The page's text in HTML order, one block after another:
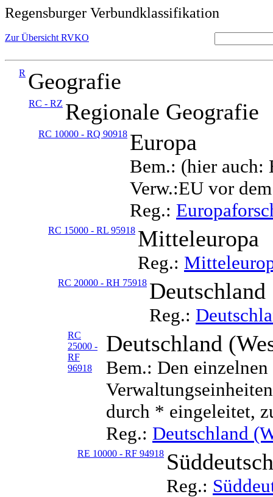
Regensburger Verbundklassifikation
Zur Übersicht RVKO
R Geografie
RC - RZ Regionale Geografie
RC 10000 - RQ 90918 Europa
Bem.: (hier auch:
Verw.:EU vor
Reg.:
RC 15000 - RL 95918 Mitteleuropa
Reg.:
RC 20000 - RH 75918 Deutschland
Reg.:
RC
25000 -
RF
96918
Deutschland
Bem.: Den
durch * eingeleitet,
Reg.: Deutschland
RE 10000 - RF 94918
Reg.: